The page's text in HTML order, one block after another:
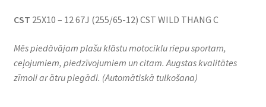
CST 25X10 – 12 67J (255/65-12) CST WILD THANG C
Mēs piedāvājam plašu klāstu motociklu riepu sportam,
ceļojumiem, piedzīvojumiem un citam. Augstas kvalitātes
zīmoli ar ātru piegādi. (Automātiskā tulkošana)